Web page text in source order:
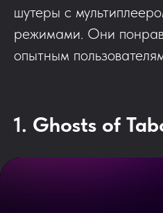
шутеры с
режимами. Они
опытным
1. Ghosts of